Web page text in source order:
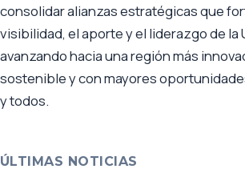
consolidar alianzas estratégicas que
visibilidad, el aporte y el liderazgo de la
avanzando hacia una región más
sostenible y con mayores
y todos.
ÚLTIMAS NOTICIAS